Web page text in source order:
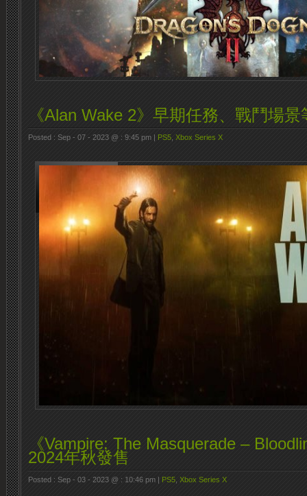
《Alan Wake 2》早期任務、戰鬥場
Posted : Sep - 07 - 2023 @ : 9:45 pm | PS5 Xbox Series X
《Vampire: The Masquerade –
2024年秋發售
Posted : Sep - 03 - 2023 @ : 10:46 pm | PS5 Xbox Series X